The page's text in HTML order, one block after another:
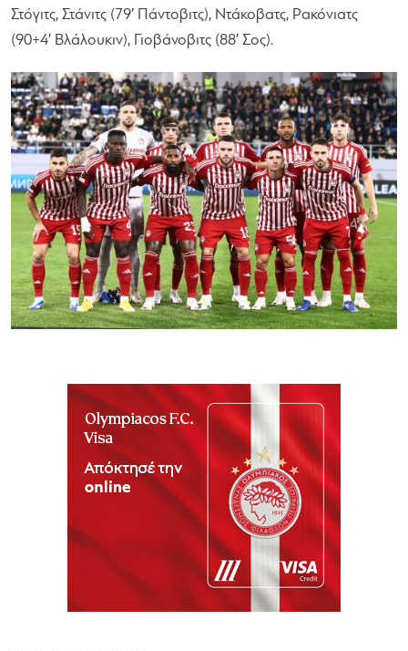
Στόγιτς, Στάνιτς (79′ Πάντοβιτς), Ντάκοβατς, Ρακόνιατς
(90+4′ Βλάλουκιν), Γιοβάνοβιτς (88′ Σος).